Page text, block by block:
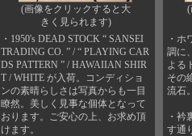
(画像をクリックすると大
きく見られます)
・1950's DEAD STOCK “ SANSEI
TRADING CO. ” / “ PLAYING CAR
DS PATTERN ” / HAWAIIAN SHIR
T / WHITE が入荷。コンディショ
ンの素晴らしさは写真からも一目
瞭然。美しく見事な個体となって
おります。ご安心の上、お求め頂
けます。
(
・ホ
調に
よる
その
流石
・衿
す通